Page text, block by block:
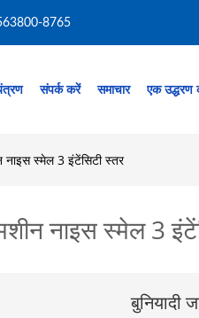
8765
संपर्क करें समाचार एक उद्धरण
नाइस स्मेल 3 इंटेंसिटी स्तर
नाइस स्मेल 3
बुनियादी